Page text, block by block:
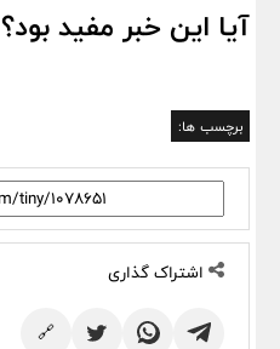
آیا این خبر مفید بود؟
برچسب ها:
اشتراک گذاری
🔗